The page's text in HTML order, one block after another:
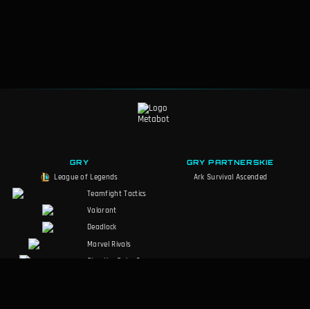
GRY
League of Legends
Teamfight Tactics
Valorant
Deadlock
Marvel Rivals
Slay the Spire 2
GRY PARTNERSKIE
Ark Survival Ascended